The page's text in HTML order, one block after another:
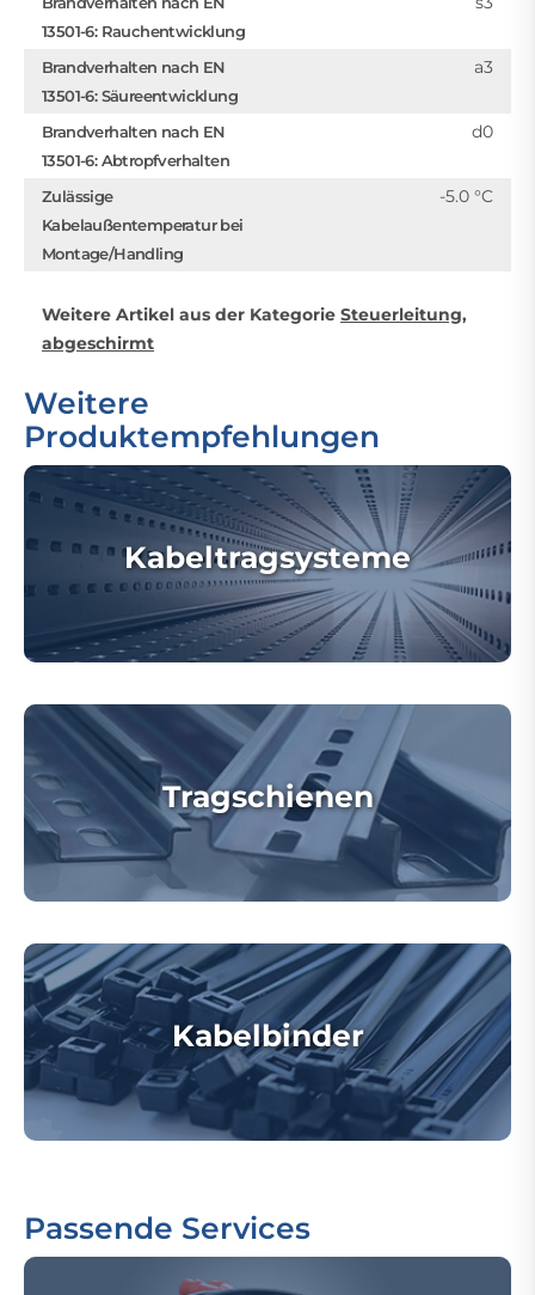
13501-6: Rauchentwicklung
Brandverhalten nach EN
13501-6: Säureentwicklung
a3
Brandverhalten nach EN
13501-6: Abtropfverhalten
d0
Zulässige
Kabelaußentemperatur bei
Montage/Handling
-5.0 °C
Weitere Artikel aus der Kategorie Steuerleitung,
abgeschirmt
Weitere
Produktempfehlungen
Kabeltragsysteme
Tragschienen
Kabelbinder
Passende Services